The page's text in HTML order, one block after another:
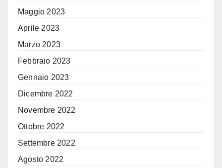
Maggio 2023
Aprile 2023
Marzo 2023
Febbraio 2023
Gennaio 2023
Dicembre 2022
Novembre 2022
Ottobre 2022
Settembre 2022
Agosto 2022